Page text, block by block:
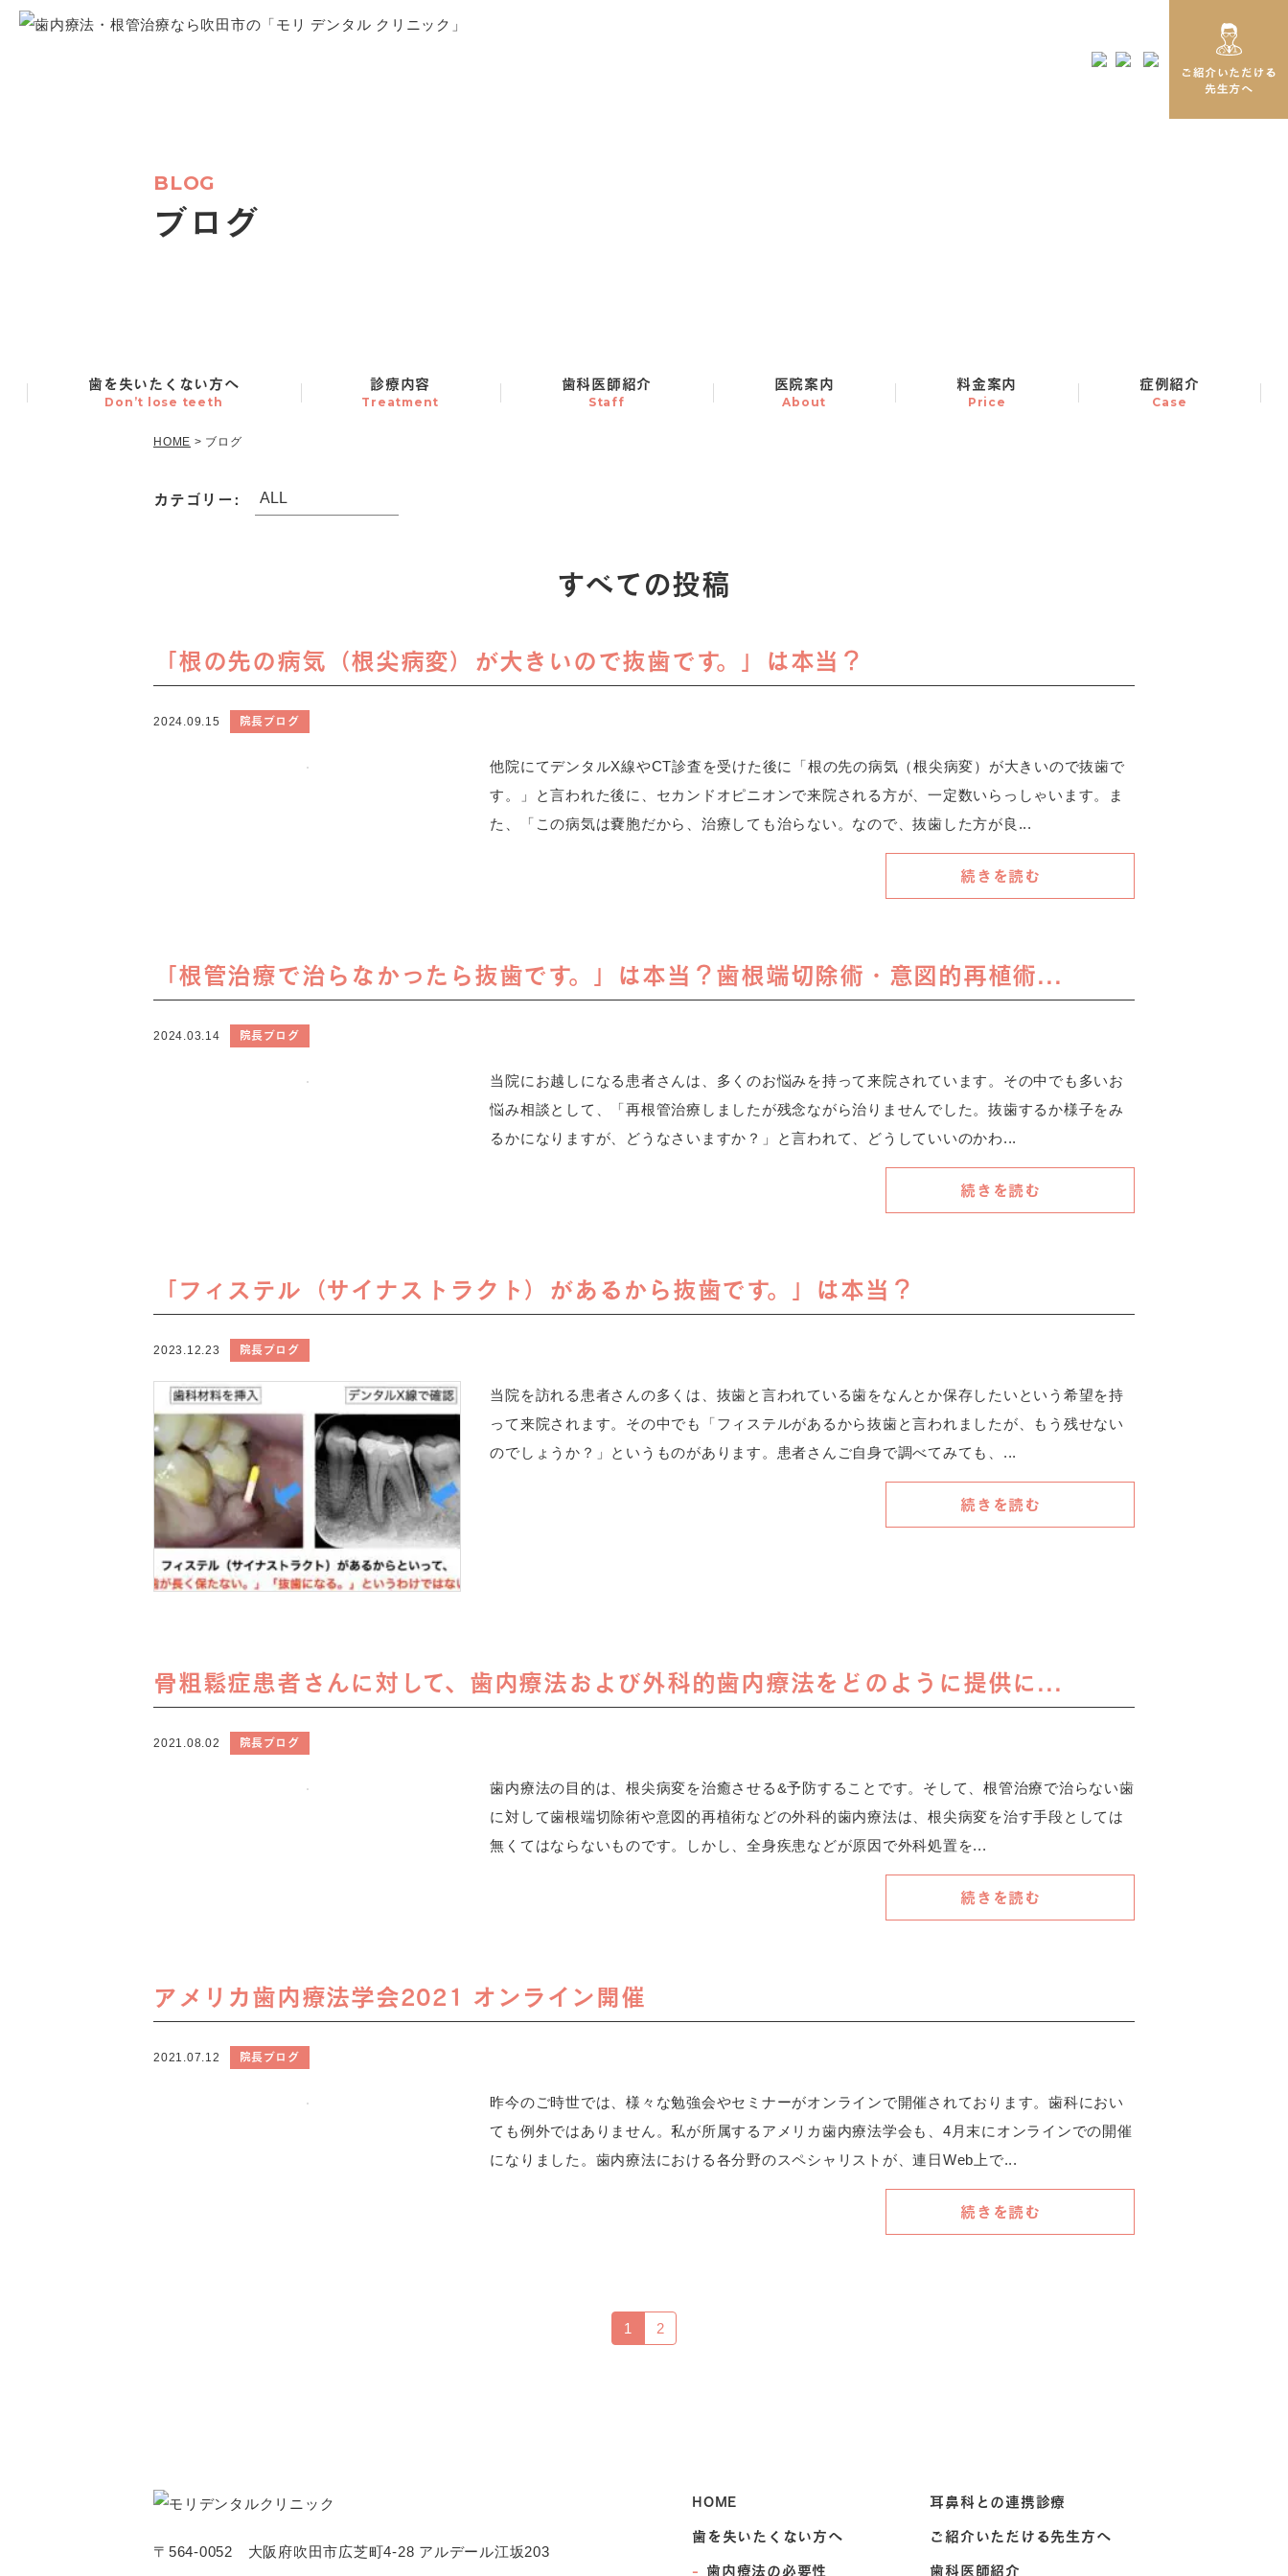
BLOG
ブログ
歯を失いたくない方へ
Don’t lose teeth
診療内容
Treatment
歯科医師紹介
Staff
医院案内
About
料金案内
Price
症例紹介
Case
HOME > ブログ
カテゴリー:
すべての投稿
「根の先の病気（根尖病変）が大きいので抜歯です。」は本当？
2024.09.15 院長ブログ
他院にてデンタルX線やCT診査を受けた後に「根の先の病気（根尖病変）が大きいので抜歯で
す。」と言われた後に、セカンドオピニオンで来院される方が、一定数いらっしゃいます。ま
た、「この病気は嚢胞だから、治療しても治らない。なので、抜歯した方が良...
続きを読む
「根管治療で治らなかったら抜歯です。」は本当？歯根端切除術・意図的再植術...
2024.03.14 院長ブログ
当院にお越しになる患者さんは、多くのお悩みを持って来院されています。その中でも多いお
悩み相談として、「再根管治療しましたが残念ながら治りませんでした。抜歯するか様子をみ
るかになりますが、どうなさいますか？」と言われて、どうしていいのかわ...
続きを読む
「フィステル（サイナストラクト）があるから抜歯です。」は本当？
2023.12.23 院長ブログ
当院を訪れる患者さんの多くは、抜歯と言われている歯をなんとか保存したいという希望を持
って来院されます。その中でも「フィステルがあるから抜歯と言われましたが、もう残せない
のでしょうか？」というものがあります。患者さんご自身で調べてみても、...
続きを読む
骨粗鬆症患者さんに対して、歯内療法および外科的歯内療法をどのように提供に...
2021.08.02 院長ブログ
歯内療法の目的は、根尖病変を治癒させる&予防することです。そして、根管治療で治らない歯
に対して歯根端切除術や意図的再植術などの外科的歯内療法は、根尖病変を治す手段としては
無くてはならないものです。しかし、全身疾患などが原因で外科処置を...
続きを読む
アメリカ歯内療法学会2021 オンライン開催
2021.07.12 院長ブログ
昨今のご時世では、様々な勉強会やセミナーがオンラインで開催されております。歯科におい
ても例外ではありません。私が所属するアメリカ歯内療法学会も、4月末にオンラインでの開催
になりました。歯内療法における各分野のスペシャリストが、連日Web上で...
続きを読む
1 2
〒564-0052 大阪府吹田市広芝町4-28 アルデール江坂203
HOME
歯を失いたくない方へ
歯内療法の必要性
耳鼻科との連携診療
ご紹介いただける先生方へ
歯科医師紹介